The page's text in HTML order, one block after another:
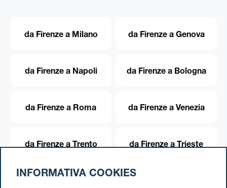
da Firenze a Milano da Firenze a Genova
da Firenze a Napoli da Firenze a Bologna
da Firenze a Roma da Firenze a Venezia
da Firenze a Trento da Firenze a Trieste
INFORMATIVA COOKIES